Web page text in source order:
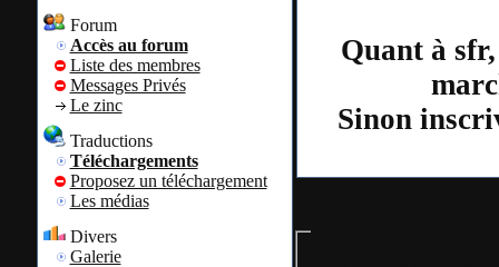
Forum
Accès au forum
Liste des membres
Messages Privés
Le zinc
Traductions
Téléchargements
Proposez un téléchargement
Les médias
Divers
Galerie
Quant à
Sinon